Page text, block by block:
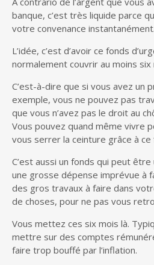
banque, c’est très liquide parce
votre convenance instantanément.
L’idée, c’est d’avoir ce fonds
normalement couvrir au moins
C’est-à-dire que si vous avez un
exemple, vous ne pouvez pas
que vous n’avez pas le droit au
Vous pouvez quand même vivre
vous serrer la ceinture grâce à ce
C’est aussi un fonds qui peut
une grosse dépense imprévue à
des gros travaux à faire dans
de choses, pour ne pas vous
Vous mettez ces six mois là.
mettre sur des comptes
faire trop bouffé par l’inflation.